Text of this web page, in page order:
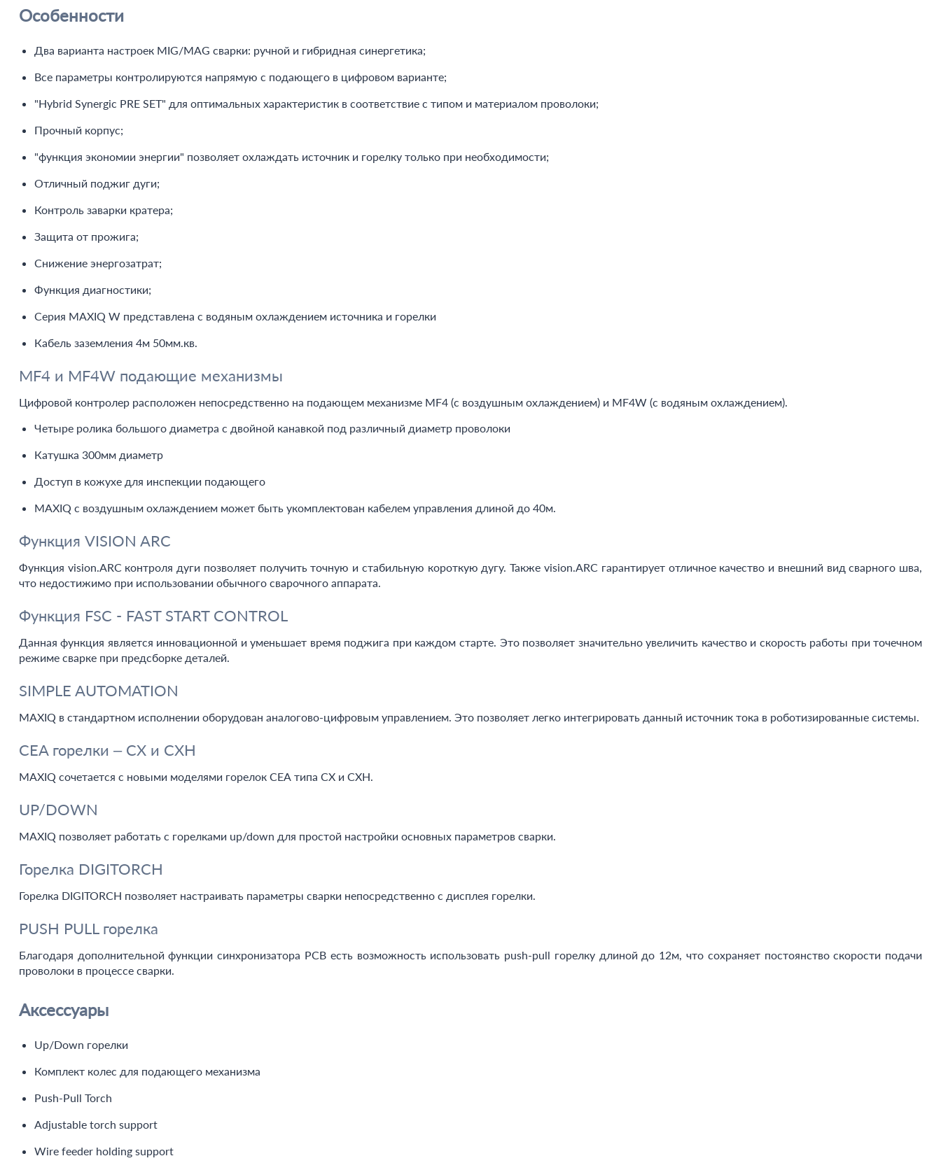
Особенности
Два варианта настроек MIG/MAG сварки: ручной и гибридная синергетика;
Все параметры контролируются напрямую с подающего в цифровом варианте;
"Hybrid Synergic PRE SET" для оптимальных характеристик в соответствие с типом и материалом проволоки;
Прочный корпус;
"функция экономии энергии" позволяет охлаждать источник и горелку только при необходимости;
Отличный поджиг дуги;
Контроль заварки кратера;
Защита от прожига;
Снижение энергозатрат;
Функция диагностики;
Серия MAXIQ W представлена с водяным охлаждением источника и горелки
Кабель заземления 4м 50мм.кв.
MF4 и MF4W подающие механизмы
Цифровой контролер расположен непосредственно на подающем механизме MF4 (с воздушным охлаждением) и MF4W (с водяным охлаждением).
Четыре ролика большого диаметра с двойной канавкой под различный диаметр проволоки
Катушка 300мм диаметр
Доступ в кожухе для инспекции подающего
MAXIQ с воздушным охлаждением может быть укомплектован кабелем управления длиной до 40м.
Функция VISION ARC
Функция vision.ARC контроля дуги позволяет получить точную и стабильную короткую дугу. Также vision.ARC гарантирует отличное качество и внешний вид сварного шва,
что недостижимо при использовании обычного сварочного аппарата.
Функция FSC - FAST START CONTROL
Данная функция является инновационной и уменьшает время поджига при каждом старте. Это позволяет значительно увеличить качество и скорость работы при точечном
режиме сварке при предсборке деталей.
SIMPLE AUTOMATION
MAXIQ в стандартном исполнении оборудован аналогово-цифровым управлением. Это позволяет легко интегрировать данный источник тока в роботизированные системы.
CEA горелки – CX и CXH
MAXIQ сочетается с новыми моделями горелок СЕА типа CX и CXH.
UP/DOWN
MAXIQ позволяет работать с горелками up/down для простой настройки основных параметров сварки.
Горелка DIGITORCH
Горелка DIGITORCH позволяет настраивать параметры сварки непосредственно с дисплея горелки.
PUSH PULL горелка
Благодаря дополнительной функции синхронизатора PCB есть возможность использовать push-pull горелку длиной до 12м, что сохраняет постоянство скорости подачи
проволоки в процессе сварки.
Аксессуары
Up/Down горелки
Комплект колес для подающего механизма
Push-Pull Torch
Adjustable torch support
Wire feeder holding support